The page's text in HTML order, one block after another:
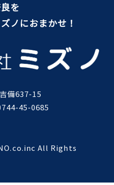
を
ノにおまかせ！
備637-15
45-0685
All Rights